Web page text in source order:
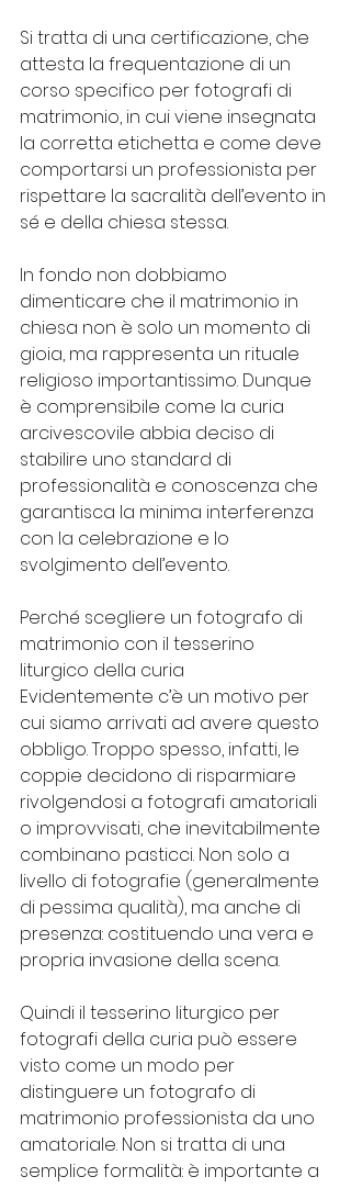
Si tratta di una certificazione, che
attesta la frequentazione di un
corso specifico per fotografi di
matrimonio, in cui viene insegnata
la corretta etichetta e come deve
comportarsi un professionista per
rispettare la sacralità dell’evento in
sé e della chiesa stessa.
In fondo non dobbiamo
dimenticare che il matrimonio in
chiesa non è solo un momento di
gioia, ma rappresenta un rituale
religioso importantissimo. Dunque
è comprensibile come la curia
arcivescovile abbia deciso di
stabilire uno standard di
professionalità e conoscenza che
garantisca la minima interferenza
con la celebrazione e lo
svolgimento dell’evento.
Perché scegliere un fotografo di
matrimonio con il tesserino
liturgico della curia
Evidentemente c’è un motivo per
cui siamo arrivati ad avere questo
obbligo. Troppo spesso, infatti, le
coppie decidono di risparmiare
rivolgendosi a fotografi amatoriali
o improvvisati, che inevitabilmente
combinano pasticci. Non solo a
livello di fotografie (generalmente
di pessima qualità), ma anche di
presenza: costituendo una vera e
propria invasione della scena.
Quindi il tesserino liturgico per
fotografi della curia può essere
visto come un modo per
distinguere un fotografo di
matrimonio professionista da uno
amatoriale. Non si tratta di una
semplice formalità: è importante a